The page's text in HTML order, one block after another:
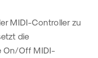
MIDI-Controller zu
die
On/Off MIDI-